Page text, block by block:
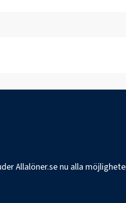
Allalöner.se nu alla